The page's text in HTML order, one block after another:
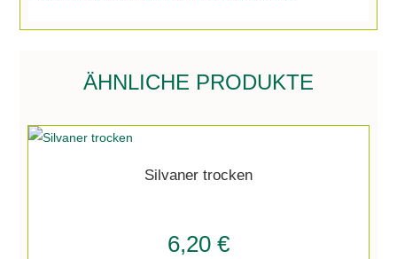
ÄHNLICHE PRODUKTE
Silvaner trocken
6,20 €